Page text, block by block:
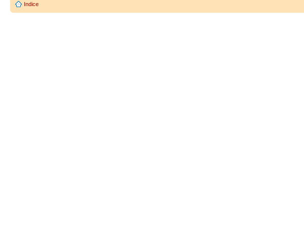
Indice